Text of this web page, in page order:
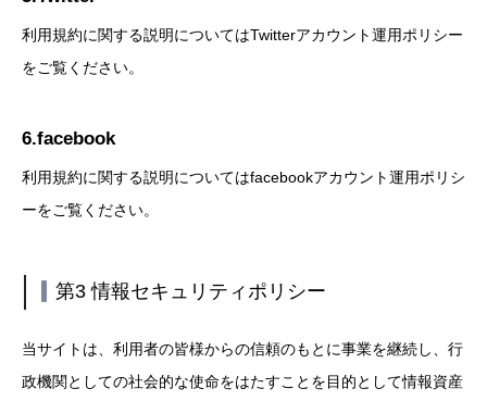
利用規約に関する説明についてはTwitterアカウント運用ポリシー
をご覧ください。
6.facebook
利用規約に関する説明についてはfacebookアカウント運用ポリシ
ーをご覧ください。
第3 情報セキュリティポリシー
当サイトは、利用者の皆様からの信頼のもとに事業を継続し、行
政機関としての社会的な使命をはたすことを目的として情報資産